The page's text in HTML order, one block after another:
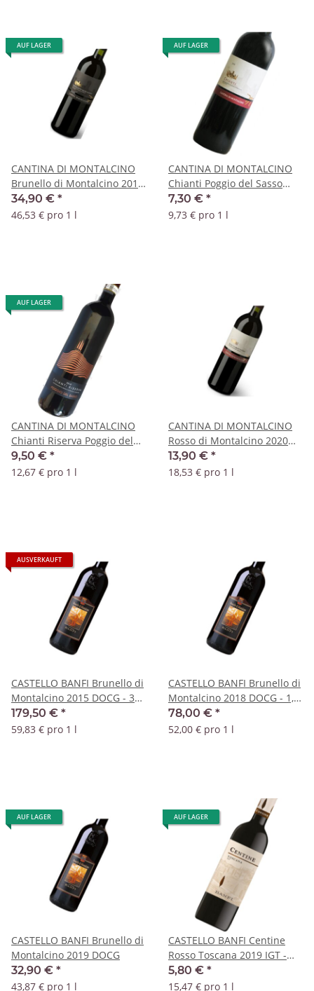
AUF LAGER
CANTINA DI MONTALCINO
Brunello di Montalcino 2019
DOCG
34,90 € *
46,53 € pro 1 l
AUF LAGER
CANTINA DI MONTALCINO
Chianti Poggio del Sasso
2022 DOCG
7,30 € *
9,73 € pro 1 l
AUF LAGER
CANTINA DI MONTALCINO
Chianti Riserva Poggio del
Sasso 2021 DOCG
9,50 € *
12,67 € pro 1 l
CANTINA DI MONTALCINO
Rosso di Montalcino 2020
DOC
13,90 € *
18,53 € pro 1 l
AUSVERKAUFT
CASTELLO BANFI Brunello di
Montalcino 2015 DOCG - 3
Liter Jeroboam
179,50 € *
59,83 € pro 1 l
CASTELLO BANFI Brunello di
Montalcino 2018 DOCG - 1,5
Liter Magnum
78,00 € *
52,00 € pro 1 l
AUF LAGER
CASTELLO BANFI Brunello di
Montalcino 2019 DOCG
32,90 € *
43,87 € pro 1 l
AUF LAGER
CASTELLO BANFI Centine
Rosso Toscana 2019 IGT -
0,375 Liter
5,80 € *
15,47 € pro 1 l